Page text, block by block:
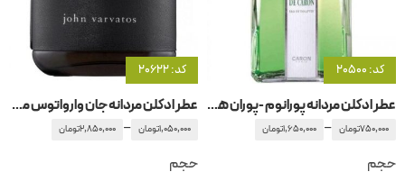
کد: 20500
عطر ادکلن مردانه پورانوم -پوران هوم-پورانهوم
750,000تومان –
1,650,000تومان
حجم
کد: 20622
عطر ادکلن مردانه جان وارواتوس مردانه
1,050,000تومان –
2,850,000تومان
حجم